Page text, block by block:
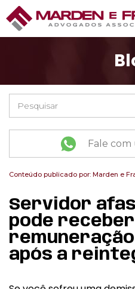
Fale com
Conteúdo publicado por: Marden e
Servidor
pode receber
após a